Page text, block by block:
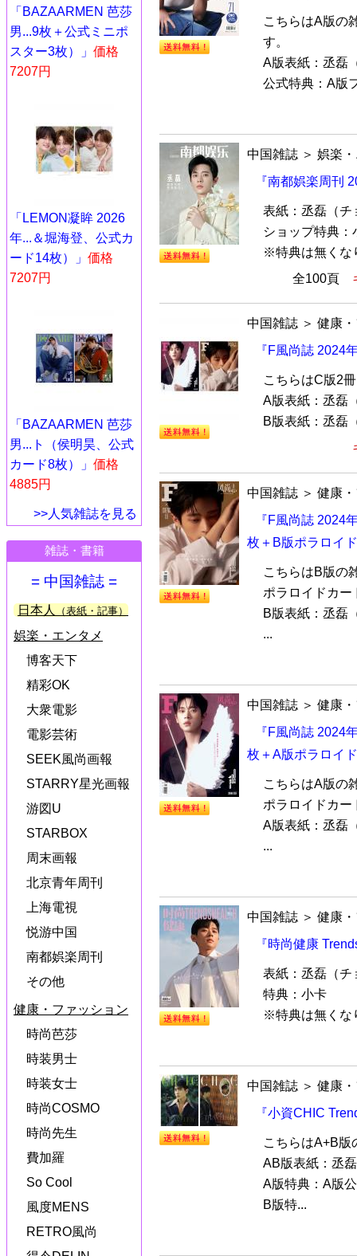
「BAZAARMEN 芭莎
男...9枚＋公式ミニポ
スター3枚）」 価格
7207円
「LEMON凝眸 2026
年...＆堀海登、公式カ
ード14枚）」 価格
7207円
「BAZAARMEN 芭莎
男...ト（侯明昊、公式
カード8枚）」 価格
4885円
>>人気雑誌を見る
雑誌・書籍
= 中国雑誌 =
日本人 （表紙・記事）
娯楽・エンタメ
博客天下
精彩OK
大衆電影
電影芸術
SEEK風尚画報
STARRY星光画報
游図U
STARBOX
周末画報
北京青年周刊
上海電視
悦游中国
南都娯楽周刊
その他
健康・ファッション
時尚芭莎
時装男士
時装女士
時尚COSMO
時尚先生
費加羅
So Cool
風度MENS
RETRO風尚
こちらはA版の
す。
A版表紙：丞磊
公式特典：A版
中国雑誌 ＞ 娯楽
『南都娯楽周刊
表紙：丞磊（チ
ショップ特典：
※特典は無くな
全100頁
中国雑誌 ＞ 健康
『F風尚誌 2024
こちらはC版2
A版表紙：丞磊
B版表紙：丞磊
中国雑誌 ＞ 健康
『F風尚誌 2024
枚＋B版ポラロイ
こちらはB版の
ポラロイドカー
B版表紙：丞磊
...
中国雑誌 ＞ 健康
『F風尚誌 2024
枚＋A版ポラロイ
こちらはA版の
ポラロイドカー
A版表紙：丞磊
...
中国雑誌 ＞ 健康
『時尚健康
表紙：丞磊（チ
特典：小卡
※特典は無くな
中国雑誌 ＞ 健康
『小資CHIC
こちらはA+B版
AB版表紙：丞
A版特典：A版
B版特...